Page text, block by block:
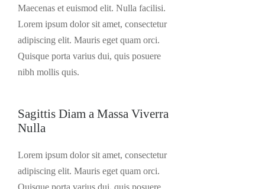
Maecenas et euismod elit. Nulla facilisi.
Lorem ipsum dolor sit amet, consectetur
adipiscing elit. Mauris eget quam orci.
Quisque porta varius dui, quis posuere
nibh mollis quis.
Sagittis Diam a Massa Viverra
Nulla
Lorem ipsum dolor sit amet, consectetur
adipiscing elit. Mauris eget quam orci.
Quisque porta varius dui, quis posuere